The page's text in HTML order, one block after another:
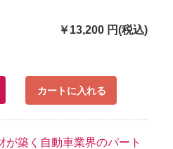
￥13,200 円(税込)
カートに入れる
が築く自動車業界のパート